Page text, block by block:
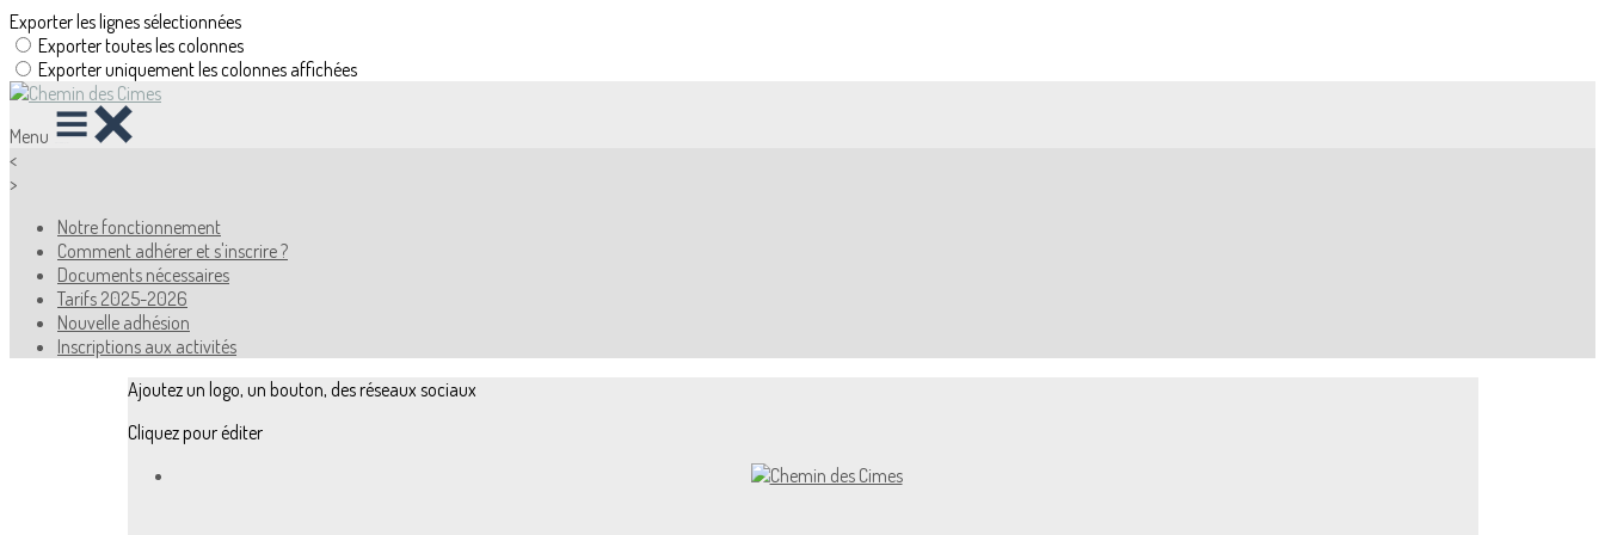
Exporter les lignes sélectionnées
Exporter toutes les colonnes
Exporter uniquement les colonnes affichées
Menu
<
>
Notre fonctionnement
Comment adhérer et s'inscrire ?
Documents nécessaires
Tarifs 2025-2026
Nouvelle adhésion
Inscriptions aux activités
Ajoutez un logo, un bouton, des réseaux sociaux
Cliquez pour éditer